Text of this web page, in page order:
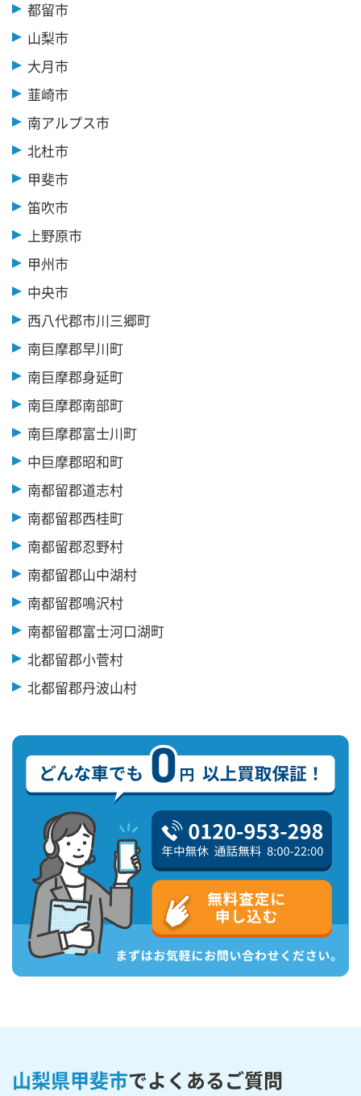
都留市
山梨市
大月市
韮崎市
南アルプス市
北杜市
甲斐市
笛吹市
上野原市
甲州市
中央市
西八代郡市川三郷町
南巨摩郡早川町
南巨摩郡身延町
南巨摩郡南部町
南巨摩郡富士川町
中巨摩郡昭和町
南都留郡道志村
南都留郡西桂町
南都留郡忍野村
南都留郡山中湖村
南都留郡鳴沢村
南都留郡富士河口湖町
北都留郡小菅村
北都留郡丹波山村
山梨県甲斐市でよくあるご質問